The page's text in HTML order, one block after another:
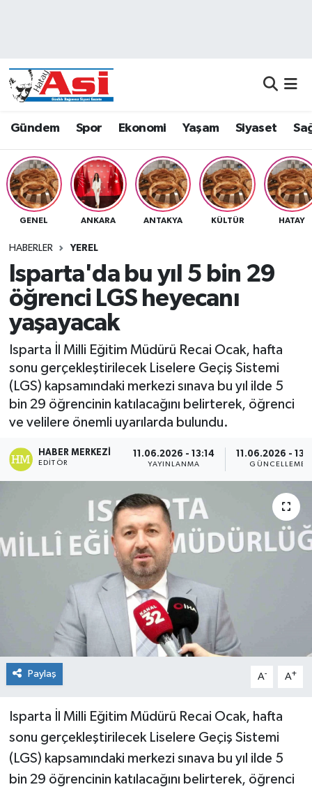
Gündem Spor Ekonomi Yaşam Siyaset
GENEL ANKARA ANTAKYA KÜLTÜR HATAY
HABERLER YEREL
Isparta'da bu yıl 5 bin 29
öğrenci LGS heyecanı
yaşayacak
Isparta İl Milli Eğitim Müdürü Recai Ocak, hafta
sonu gerçekleştirilecek Liselere Geçiş Sistemi
(LGS) kapsamındaki merkezi sınava bu yıl ilde 5
bin 29 öğrencinin katılacağını belirterek, öğrenci
ve velilere önemli uyarılarda bulundu.
HABER MERKEZI
EDITÖR
11.06.2026 - 13:14
YAYINLANMA
11.06.2026 -
GÜNCELLEME
Paylaş A- A+
Isparta İl Milli Eğitim Müdürü Recai Ocak, hafta
sonu gerçekleştirilecek Liselere Geçiş Sistemi
(LGS) kapsamındaki merkezi sınava bu yıl ilde 5
bin 29 öğrencinin katılacağını belirterek, öğrenci
Dünya
Eğitim
Ekonomi
Gündem
Sağlık
Siyaset
Spor
Teknoloji
Yaşam
Hava Durumu
Namaz Vakitleri
Trafik Durumu
Süper Lig Puan Durumu ve Fikstür
Son Dakika Haberleri
Haber Arşivi